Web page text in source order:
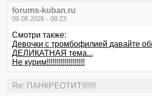
forums-kuban.ru
09.08.2026 - 08:23
Смотри также:
Девочки с тромбофилией давайте
ДЕЛИКАТНАЯ тема...
Не курим!!!!!!!!!!!!!!!!!!!
Re: ПАНКРЕОТИТ!!!!!!!